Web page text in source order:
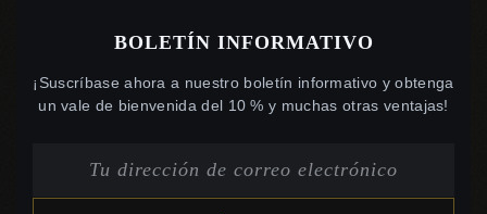
BOLETÍN INFORMATIVO
¡Suscríbase ahora a nuestro boletín informativo y obtenga
un vale de bienvenida del 10 % y muchas otras ventajas!